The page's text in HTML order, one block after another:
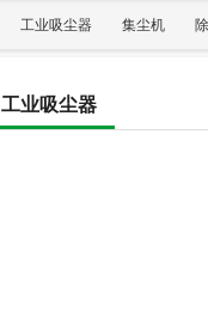
工业吸尘器 集尘机
工业吸尘器